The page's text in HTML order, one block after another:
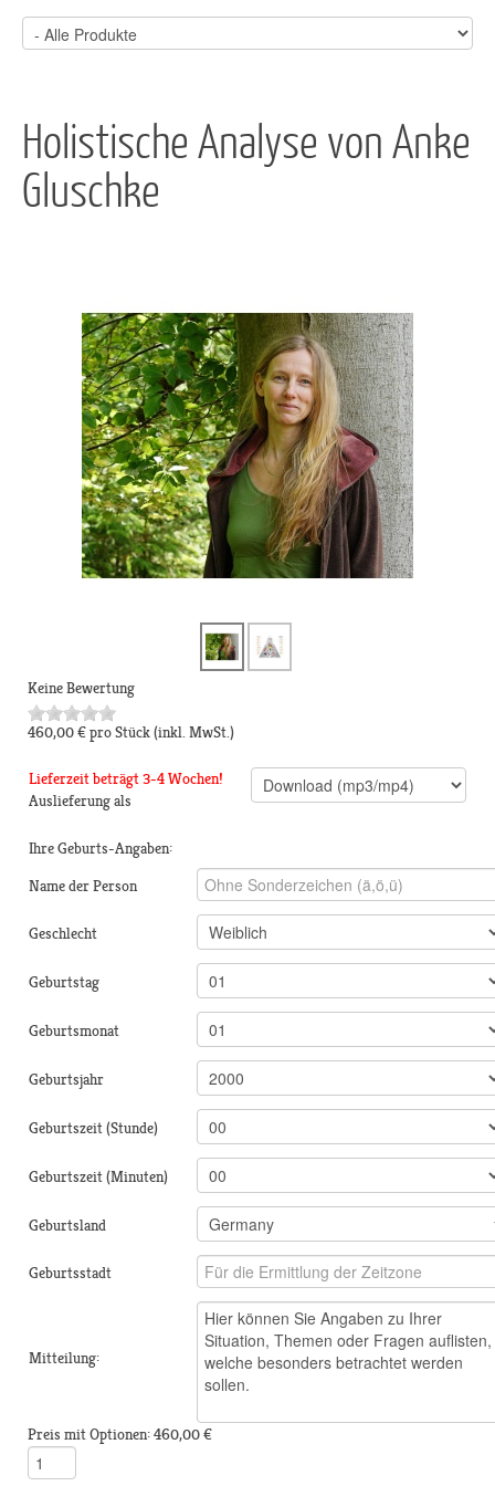
Holistische Analyse von Anke
Gluschke
Keine Bewertung
460,00 €pro Stück(inkl. MwSt.)
Lieferzeit beträgt 3-4 Wochen!
Auslieferung als
Ihre Geburts-Angaben:
Name der Person
Geschlecht
Geburtstag
Geburtsmonat
Geburtsjahr
Geburtszeit (Stunde)
Geburtszeit (Minuten)
Geburtsland
Geburtsstadt
Mitteilung:
Preis mit Optionen:460,00 €